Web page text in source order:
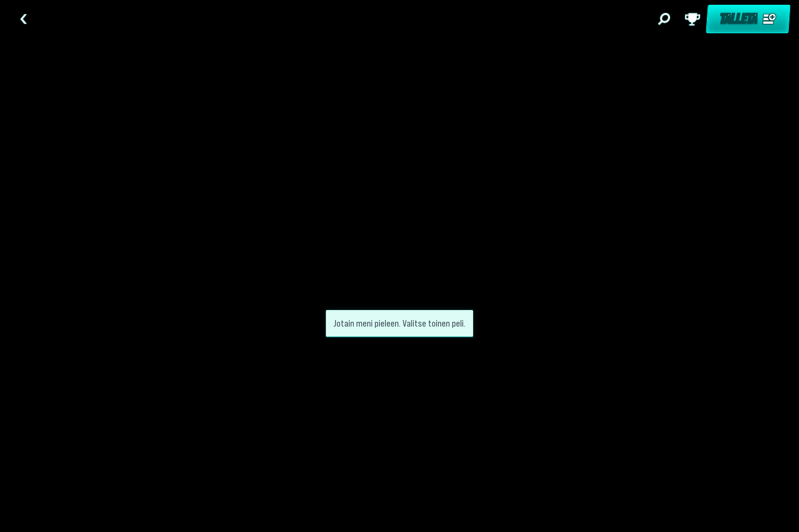
TALLETA
Jotain meni pieleen. Valitse toinen peli.